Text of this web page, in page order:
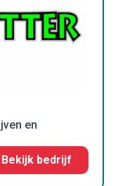
en
Bekijk bedrijf